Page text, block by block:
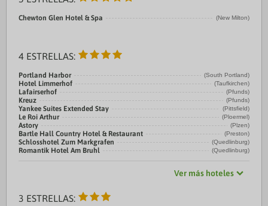
Chewton Glen Hotel & Spa (New Milton)
4 ESTRELLAS:
Portland Harbor (South Portland)
Hotel Limmerhof (Taufkirchen)
Lafairserhof (Pfunds)
Kreuz (Pfunds)
Yankee Suites Extended Stay (Pittsfield)
Le Roi Arthur (Ploermel)
Astory (Plzen)
Bartle Hall Country Hotel & Restaurant (Preston)
Schlosshotel Zum Markgrafen (Quedlinburg)
Romantik Hotel Am Bruhl (Quedlinburg)
Ver más hoteles
3 ESTRELLAS: